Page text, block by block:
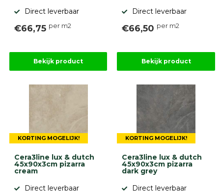
Direct leverbaar
€66,75 per m2
Bekijk product
Direct leverbaar
€66,50 per m2
Bekijk product
KORTING MOGELIJK!
Cera3line lux & dutch
45x90x3cm pizarra
cream
Direct leverbaar
KORTING MOGELIJK!
Cera3line lux & dutch
45x90x3cm pizarra
dark grey
Direct leverbaar